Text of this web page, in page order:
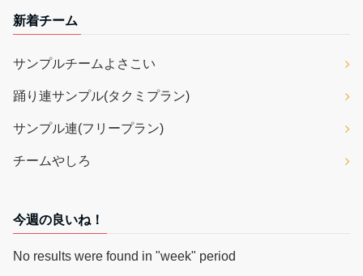
新着チーム
サンプルチームよさこい
踊り連サンプル(タクミプラン)
サンプル連(フリープラン)
チームやしろ
今週の良いね！
No results were found in "week" period